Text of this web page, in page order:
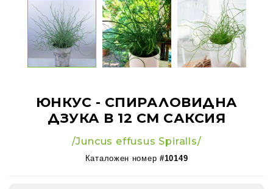
ЮНКУС - СПИРАЛОВИДНА
ДЗУКА В 12 СМ САКСИЯ
/Juncus effusus Spiralls/
Каталожен номер#10149